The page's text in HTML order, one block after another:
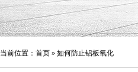
当前位置： 首页 » 如何防止铝板氧化